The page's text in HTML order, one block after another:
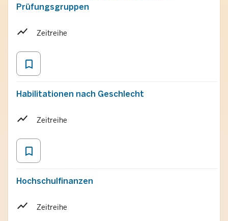
Prüfungsgruppen
Zeitreihe
bookmark_border
Habilitationen nach Geschlecht
Zeitreihe
bookmark_border
Hochschulfinanzen
Zeitreihe